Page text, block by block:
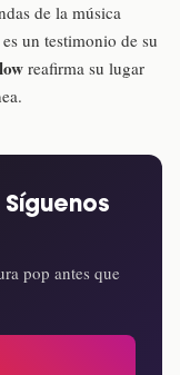
de la música
un testimonio de su
reafirma su lugar
pop antes que